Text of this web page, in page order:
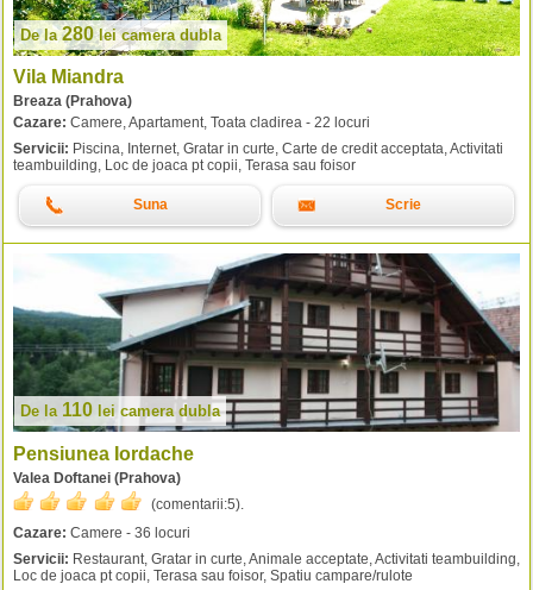
De la280leicamera dubla
Vila Miandra
Breaza (Prahova)
Cazare: Camere, Apartament, Toata cladirea - 22 locuri
Servicii: Piscina, Internet, Gratar in curte, Carte de credit acceptata, Activitati
teambuilding, Loc de joaca pt copii, Terasa sau foisor
Suna Scrie
De la 110 lei camera dubla
Pensiunea Iordache
Valea Doftanei (Prahova)
(comentarii:5).
Cazare: Camere - 36 locuri
Servicii: Restaurant, Gratar in curte, Animale acceptate, Activitati teambuilding,
Loc de joaca pt copii, Terasa sau foisor, Spatiu campare/rulote